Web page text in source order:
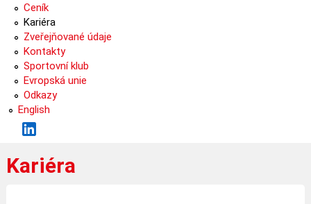
Ceník
Kariéra
Zveřejňované údaje
Kontakty
Sportovní klub
Evropská unie
Odkazy
English
Kariéra